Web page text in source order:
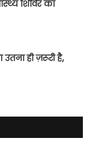
शिविर का
ही ज़रूरी है,